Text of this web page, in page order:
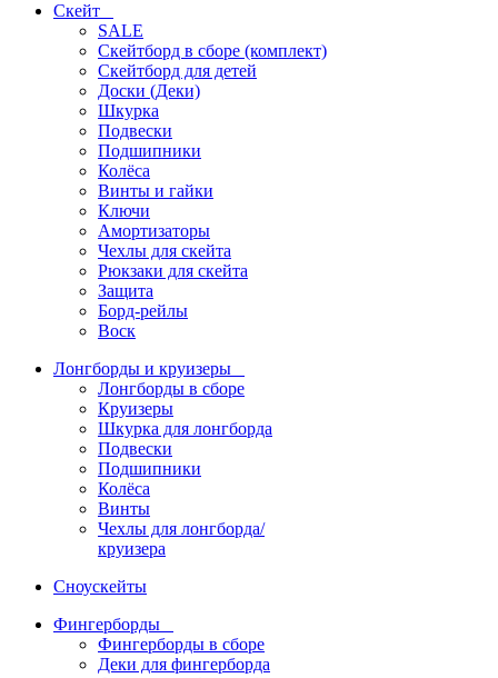
Скейт
SALE
Скейтборд в сборе (комплект)
Скейтборд для детей
Доски (Деки)
Шкурка
Подвески
Подшипники
Колёса
Винты и гайки
Ключи
Амортизаторы
Чехлы для скейта
Рюкзаки для скейта
Защита
Борд-рейлы
Воск
Лонгборды и круизеры
Лонгборды в сборе
Круизеры
Шкурка для лонгборда
Подвески
Подшипники
Колёса
Винты
Чехлы для лонгборда/
круизера
Сноускейты
Фингерборды
Фингерборды в сборе
Деки для фингерборда